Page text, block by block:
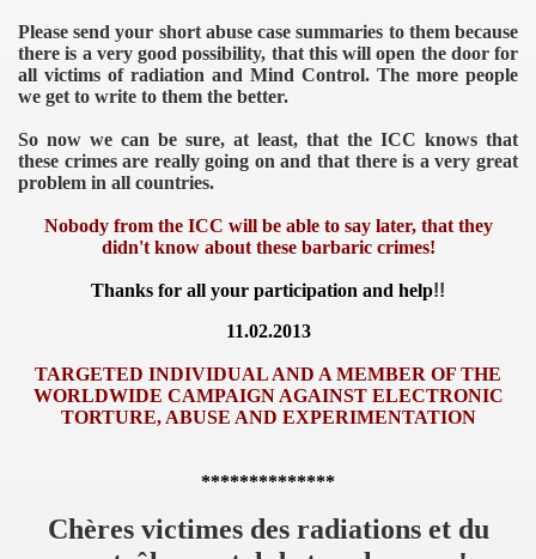
Please send your short abuse case summaries to them because
there is a very good possibility, that this will open the door for
all victims of radiation and Mind Control. The more people
we get to write to them the better.
So now we can be sure, at least, that the ICC knows that
these crimes are really going on and that there is a very great
problem in all countries.
Nobody from the ICC will be able to say later, that they
didn't know about these barbaric crimes!
Thanks for all your participation and help!!
11.02.2013
TARGETED INDIVIDUAL AND A MEMBER OF THE
WORLDWIDE CAMPAIGN AGAINST ELECTRONIC
TORTURE, ABUSE AND EXPERIMENTATION
**************
Chères victimes des radiations et du